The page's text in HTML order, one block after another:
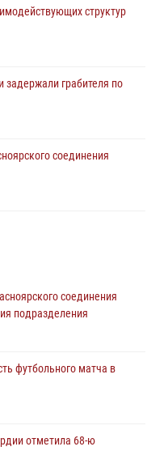
структур
задержали грабителя по
соединения
охраны Росгвардии
из гипермаркета
порядок во
в Дудинке
задержали подозреваемого
соединения
подразделения
футбольного матча в
отметила 68-ю